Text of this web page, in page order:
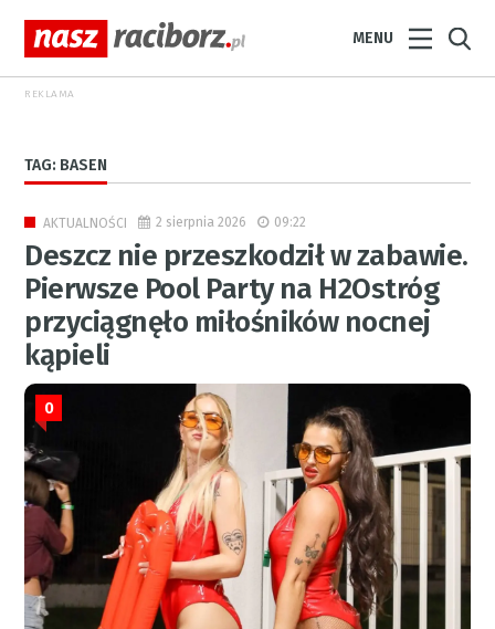
MENU
REKLAMA
TAG: BASEN
AKTUALNOŚCI 2 sierpnia 2026 09:22
Deszcz nie przeszkodził w zabawie.
Pierwsze Pool Party na H2Ostróg
przyciągnęło miłośników nocnej
kąpieli
0